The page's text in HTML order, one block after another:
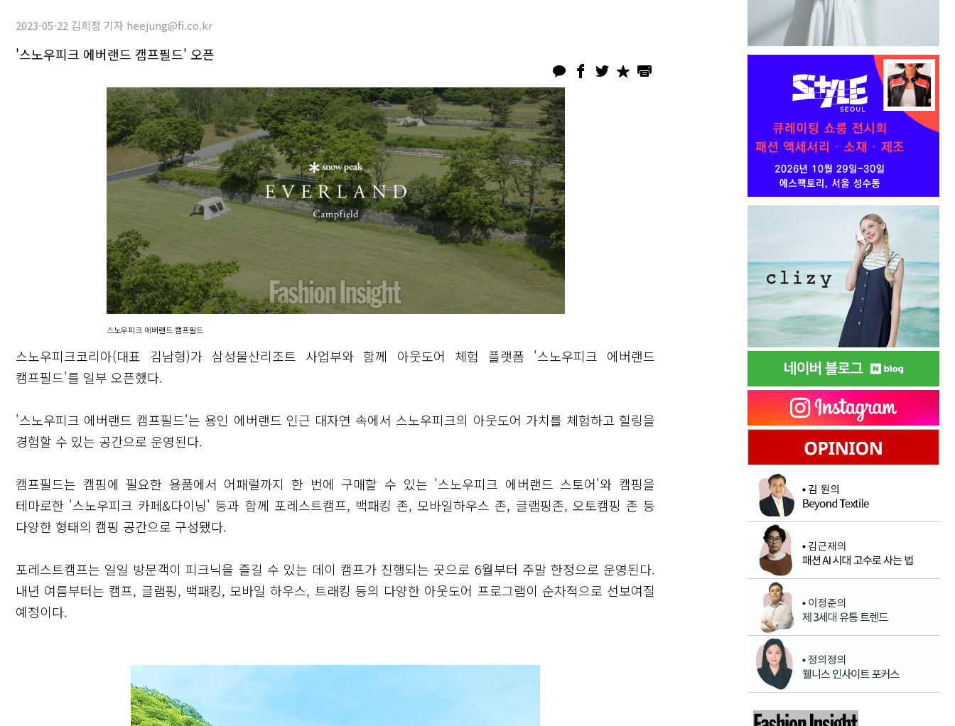
2023-05-22 김희정 기자 heejung@fi.co.kr
'스노우피크 에버랜드 캠프필드' 오픈
스노우피크 에버랜드 캠프필드
스노우피크코리아(대표 김남형)가 삼성물산리조트 사업부와 함께 아웃도어 체험 플랫폼 '스노우피크 에버랜드
캠프필드'를 일부 오픈했다.
'스노우피크 에버랜드 캠프필드'는 용인 에버랜드 인근 대자연 속에서 스노우피크의 아웃도어 가치를 체험하고 힐링을
경험할 수 있는 공간으로 운영된다.
캠프필드는 캠핑에 필요한 용품에서 어패럴까지 한 번에 구매할 수 있는 '스노우피크 에버랜드 스토어'와 캠핑을
테마로한 '스노우피크 카페&다이닝' 등과 함께 포레스트캠프, 백패킹 존, 모바일하우스 존, 글램핑존, 오토캠핑 존 등
다양한 형태의 캠핑 공간으로 구성됐다.
포레스트캠프는 일일 방문객이 피크닉을 즐길 수 있는 데이 캠프가 진행되는 곳으로 6월부터 주말 한정으로 운영된다.
내년 여름부터는 캠프, 글램핑, 백패킹, 모바일 하우스, 트래킹 등의 다양한 아웃도어 프로그램이 순차적으로 선보여질
예정이다.
닫기